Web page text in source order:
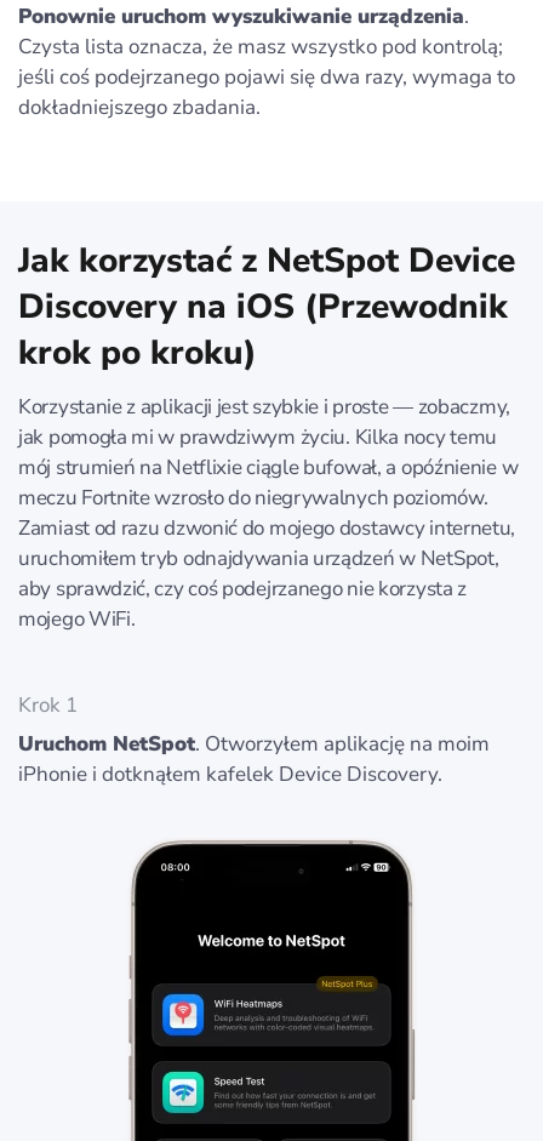
Ponownie uruchom wyszukiwanie urządzenia.
Czysta lista oznacza, że masz wszystko pod kontrolą;
jeśli coś podejrzanego pojawi się dwa razy, wymaga to
dokładniejszego zbadania.
Jak korzystać z NetSpot Device
Discovery na iOS (Przewodnik
krok po kroku)
Korzystanie z aplikacji jest szybkie i proste — zobaczmy,
jak pomogła mi w prawdziwym życiu. Kilka nocy temu
mój strumień na Netflixie ciągle bufował, a opóźnienie w
meczu Fortnite wzrosło do niegrywalnych poziomów.
Zamiast od razu dzwonić do mojego dostawcy internetu,
uruchomiłem tryb odnajdywania urządzeń w NetSpot,
aby sprawdzić, czy coś podejrzanego nie korzysta z
mojego WiFi.
Krok 1
Uruchom NetSpot. Otworzyłem aplikację na moim
iPhonie i dotknąłem kafelek Device Discovery.